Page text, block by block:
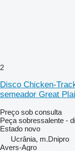
2
Disco Chicken-
semeador Great
Preço sob consulta
Peça sobressalente -
Estado novo
Ucrânia, m.Dnipro
Avers-Agro